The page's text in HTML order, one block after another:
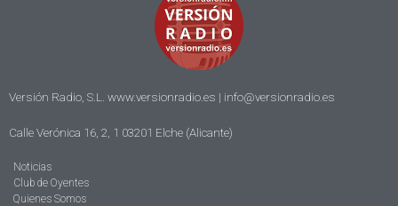
Versión Radio, S.L. www.versionradio.es | info@versionradio.es
Calle Verónica 16, 2, 1 03201 Elche (Alicante)
Noticias
Club de Oyentes
Quienes Somos